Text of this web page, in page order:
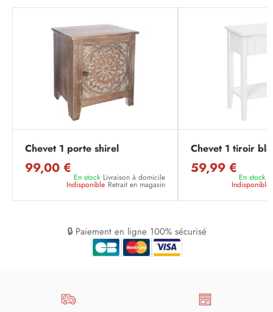
Chevet 1 porte shirel
99,00 €
En stock Livraison à domicile
Indisponible Retrait en magasin
Chevet 1 tiroir
59,99 €
En stock
Indisponible
🔒 Paiement en ligne 100% sécurisé